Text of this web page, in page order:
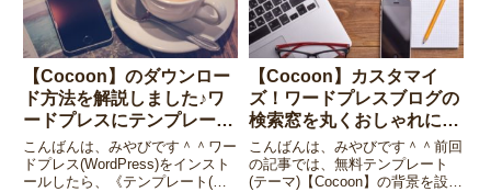
【Cocoon】のダウンロー
ド方法を解説しました♪ワ
ードプレスにテンプレート
(テーマ)を設定しよう！
こんばんは、みやびです＾＾ワー
ドプレス(WordPress)をインスト
ールしたら、《テンプレート(テ
【Cocoon】カスタマイ
ズ！ワードプレスブログの
検索窓を丸くおしゃれにす
る方法♪
こんばんは、みやびです＾＾前回
の記事では、無料テンプレート
(テーマ)【Cocoon】の背景を設定